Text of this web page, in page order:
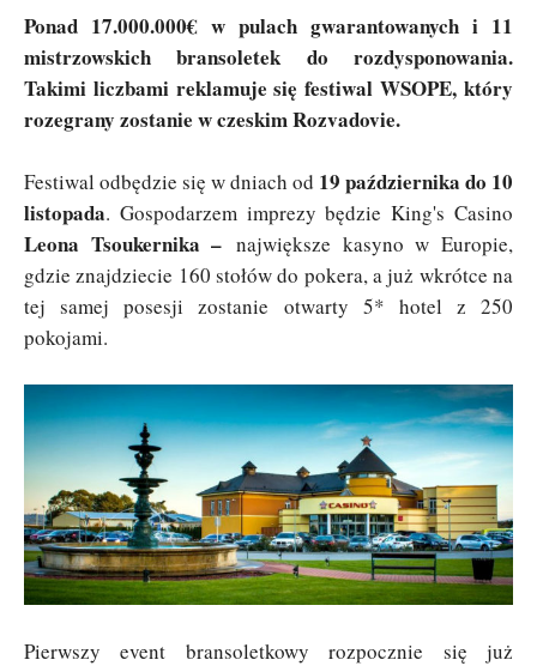
Ponad 17.000.000€ w pulach gwarantowanych i 11
mistrzowskich bransoletek do rozdysponowania.
Takimi liczbami reklamuje się festiwal WSOPE, który
rozegrany zostanie w czeskim Rozvadovie.
Festiwal odbędzie się w dniach od 19 października do 10
listopada. Gospodarzem imprezy będzie King's Casino
Leona Tsoukernika – największe kasyno w Europie,
gdzie znajdziecie 160 stołów do pokera, a już wkrótce na
tej samej posesji zostanie otwarty 5* hotel z 250
pokojami.
Pierwszy event bransoletkowy rozpocznie się już